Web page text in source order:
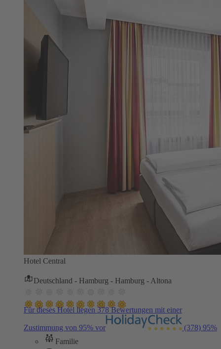
Hotel Central
Deutschland - Hamburg - Hamburg - Altona
Für dieses Hotel liegen 378 Bewertungen mit einer
Zustimmung von 95% vor (378) 95%
Familie